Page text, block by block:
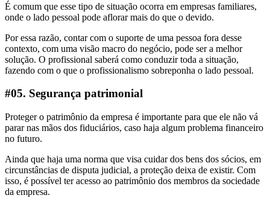
É comum que esse tipo de situação ocorra em empresas familiares,
onde o lado pessoal pode aflorar mais do que o devido.
Por essa razão, contar com o suporte de uma pessoa fora desse
contexto, com uma visão macro do negócio, pode ser a melhor
solução. O profissional saberá como conduzir toda a situação,
fazendo com o que o profissionalismo sobreponha o lado pessoal.
#05. Segurança patrimonial
Proteger o patrimônio da empresa é importante para que ele não vá
parar nas mãos dos fiduciários, caso haja algum problema financeiro
no futuro.
Ainda que haja uma norma que visa cuidar dos bens dos sócios, em
circunstâncias de disputa judicial, a proteção deixa de existir. Com
isso, é possível ter acesso ao patrimônio dos membros da sociedade
da empresa.